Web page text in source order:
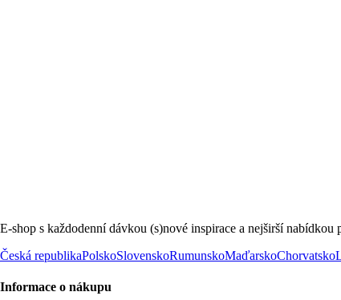
E-shop s každodenní dávkou (s)nové inspirace a nejširší nabídkou
Česká republikaPolskoSlovenskoRumunskoMaďarskoChorvatsko
Informace o nákupu